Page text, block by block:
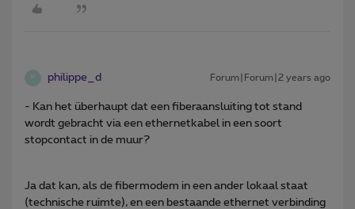
P philippe_d Forum|Forum|2 years ago
- Kan het überhaupt dat een fiberaansluiting tot stand
wordt gebracht via een ethernetkabel in een soort
stopcontact in de muur?
Ja dat kan, als de fibermodem in een ander lokaal staat
(technische ruimte), en een bestaande ethernet verbinding